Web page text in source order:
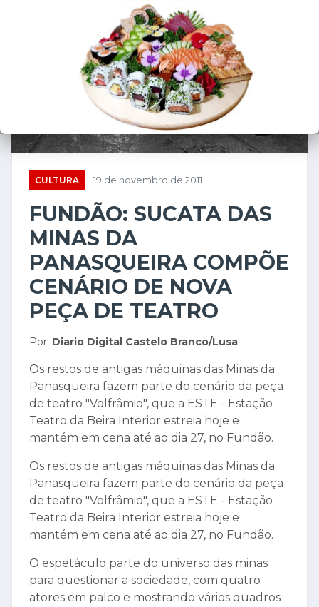
CULTURA 19 de novembro de 2011
FUNDÃO: SUCATA DAS
MINAS DA
PANASQUEIRA COMPÕE
CENÁRIO DE NOVA
PEÇA DE TEATRO
Por: Diario Digital Castelo Branco/Lusa
Os restos de antigas máquinas das Minas da
Panasqueira fazem parte do cenário da peça
de teatro "Volfrâmio", que a ESTE - Estação
Teatro da Beira Interior estreia hoje e
mantém em cena até ao dia 27, no Fundão.
Os restos de antigas máquinas das Minas da
Panasqueira fazem parte do cenário da peça
de teatro "Volfrâmio", que a ESTE - Estação
Teatro da Beira Interior estreia hoje e
mantém em cena até ao dia 27, no Fundão.
O espetáculo parte do universo das minas
para questionar a sociedade, com quatro
atores em palco e mostrando vários quadros